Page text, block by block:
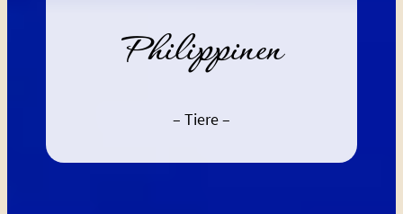
Philippinen
– Tiere –